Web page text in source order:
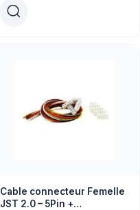
Cable connecteur Femelle
JST 2.0 – 5Pin +